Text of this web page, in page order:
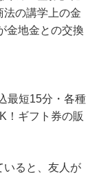
法の講学上の金
金地金との交換
最短15分・各種
！ギフト券の販
いると、友人が